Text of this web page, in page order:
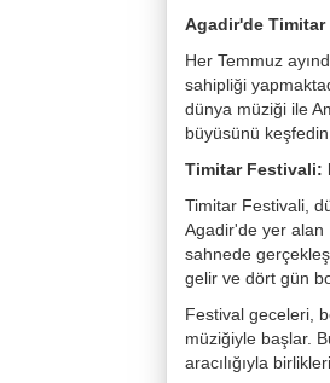
Agadir'de
Her Temmuz
sahipliği
dünya müziği ile
büyüsünü keşfedin.
Timitar Festivali:
Timitar Festivali,
Agadir'de yer alan
sahnede
gelir ve dört gün
Festival geceleri,
müziğiyle başlar.
aracılığıyla